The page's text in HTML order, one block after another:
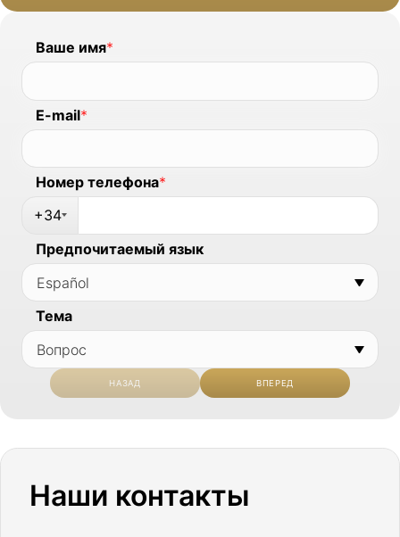
Ваше имя*
E-mail*
Номер телефона*
+34
Предпочитаемый язык
Тема
НАЗАД ВПЕРЕД
Наши контакты